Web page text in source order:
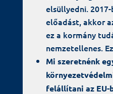
elsüllyedni.
előadást, akkor
ez a kormány
nemzetellenes.
Mi szeretnénk
felállítani az EU-